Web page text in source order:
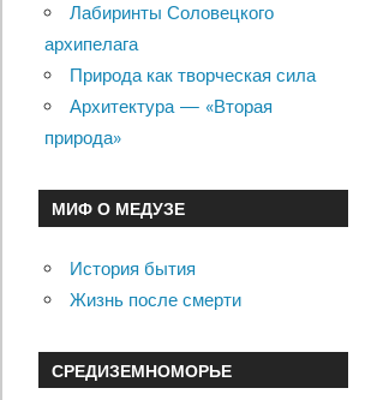
Лабиринты Соловецкого
архипелага
Природа как творческая сила
Архитектура — «Вторая
природа»
МИФ О МЕДУЗЕ
История бытия
Жизнь после смерти
СРЕДИЗЕМНОМОРЬЕ